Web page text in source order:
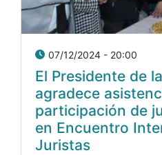
07/12/2024 - 20:00
El Presidente de
agradece
participación de
en Encuentro
Juristas